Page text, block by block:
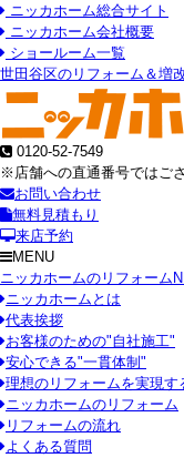
ニッカホーム総合サイト
ニッカホーム会社概要
ショールーム一覧
世田谷区のリフォーム＆増
0120-52-7549
※店舗への直通番号ではご
お問い合わせ
無料見積もり
来店予約
MENU
ニッカホームのリフォーム
ニッカホームとは
代表挨拶
お客様のための"自社施工"
安心できる"一貫体制"
理想のリフォームを実現す
ニッカホームのリフォーム
リフォームの流れ
よくある質問